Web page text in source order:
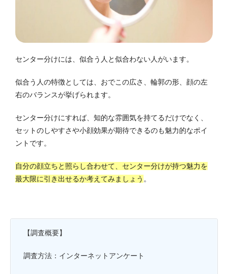
センター分けには、似合う人と似合わない人がいます。
似合う人の特徴としては、おでこの広さ、輪郭の形、顔の左
右のバランスが挙げられます。
センター分けにすれば、知的な雰囲気を持てるだけでなく、
セットのしやすさや小顔効果が期待できるのも魅力的なポイ
ントです。
自分の顔立ちと照らし合わせて、センター分けが持つ魅力を
最大限に引き出せるか考えてみましょう 。
【調査概要】
調査方法：インターネットアンケート